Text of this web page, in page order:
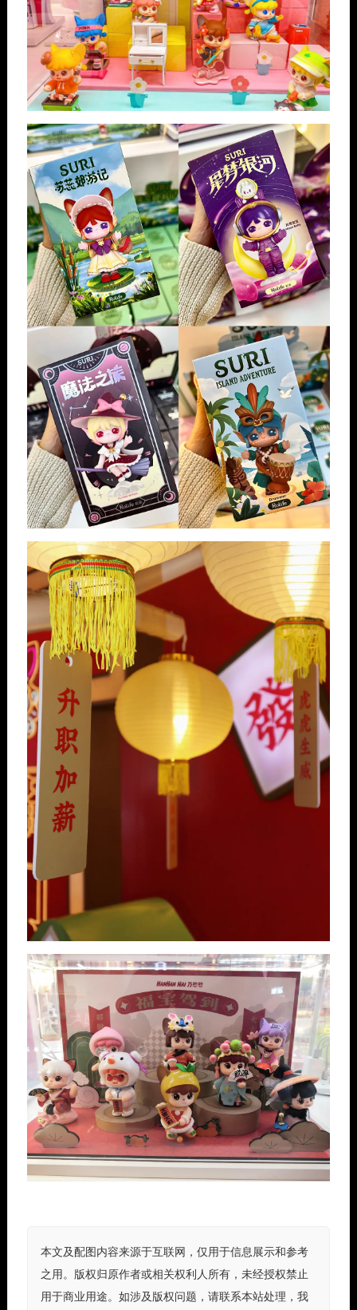
本文及配图内容来源于互联网，仅用于信息展示和参考
之用。版权归原作者或相关权利人所有，未经授权禁止
用于商业用途。如涉及版权问题，请联系本站处理，我